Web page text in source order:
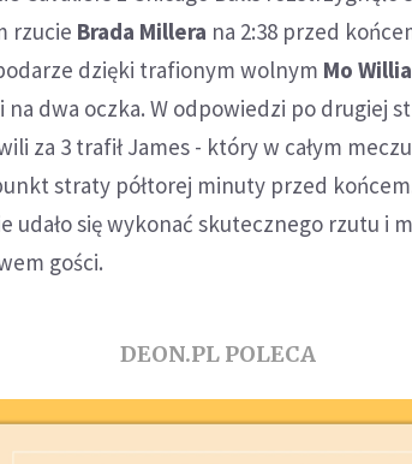
rzucie Brada Millera na 2:38 przed
dzięki trafionym wolnym Mo
na dwa oczka. W odpowiedzi po drugiej
za 3 trafił James - który w całym
straty półtorej minuty przed
udało się wykonać skutecznego rzutu i
gości.
DEON.PL POLECA